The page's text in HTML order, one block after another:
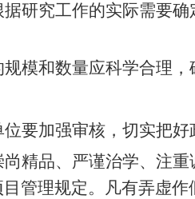
据研究工作的实际需要确
规模和数量应科学合理
位要加强审核，切实把
尚精品、严谨治学、注
管理规定。凡有弄虚